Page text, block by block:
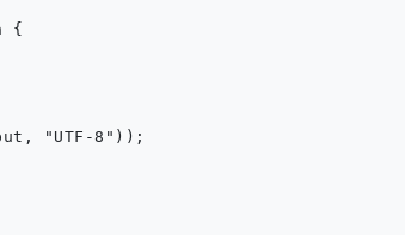
{
"UTF-8"));